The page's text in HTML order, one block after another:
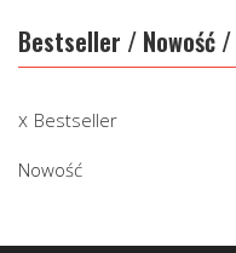
Bestseller / Nowość /
Bestseller
Nowość